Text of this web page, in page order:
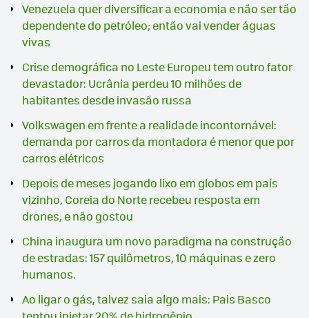
Venezuela quer diversificar a economia e não ser tão
dependente do petróleo; então vai vender águas
vivas
Crise demográfica no Leste Europeu tem outro fator
devastador: Ucrânia perdeu 10 milhões de
habitantes desde invasão russa
Volkswagen em frente a realidade incontornável:
demanda por carros da montadora é menor que por
carros elétricos
Depois de meses jogando lixo em globos em país
vizinho, Coreia do Norte recebeu resposta em
drones; e não gostou
China inaugura um novo paradigma na construção
de estradas: 157 quilômetros, 10 máquinas e zero
humanos.
Ao ligar o gás, talvez saia algo mais: Pais Basco